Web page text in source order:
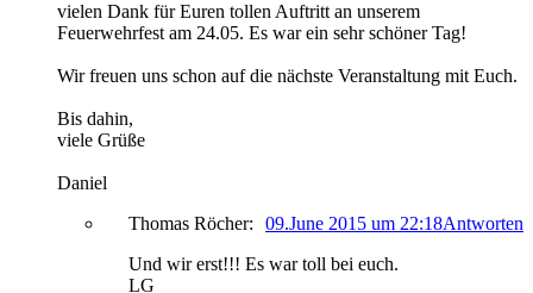
vielen Dank für Euren tollen Auftritt an unserem
Feuerwehrfest am 24.05. Es war ein sehr schöner Tag!
Wir freuen uns schon auf die nächste Veranstaltung mit Euch.
Bis dahin,
viele Grüße
Daniel
Thomas Röcher:
Antworten
09.June 2015 um 22:18
Und wir erst!!! Es war toll bei euch.
LG